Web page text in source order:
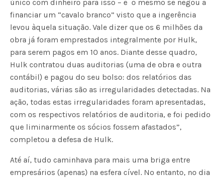
único com dinheiro para isso – e o mesmo se negou a
financiar um “cavalo branco” visto que a ingerência
levou àquela situação. Vale dizer que os 6 milhões da
obra já foram emprestados integralmente por Hulk,
para serem pagos em 10 anos. Diante desse quadro,
Hulk contratou duas auditorias (uma de obra e outra
contábil) e pagou do seu bolso: dos relatórios das
auditorias, várias são as irregularidades detectadas. Na
ação, todas estas irregularidades foram apresentadas,
com os respectivos relatórios de auditoria, e foi pedido
que liminarmente os sócios fossem afastados”,
completou a defesa de Hulk.
Até aí, tudo caminhava para mais uma briga entre
empresários (apenas) na esfera cível. No entanto, no dia